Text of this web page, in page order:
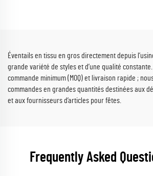
Éventails en tissu en gros directement depuis
grande variété de styles et d’une qualité
commande minimum (MOQ) et livraison rapide ;
commandes en grandes quantités destinées aux
et aux fournisseurs d’articles pour fêtes.
Frequently Asked